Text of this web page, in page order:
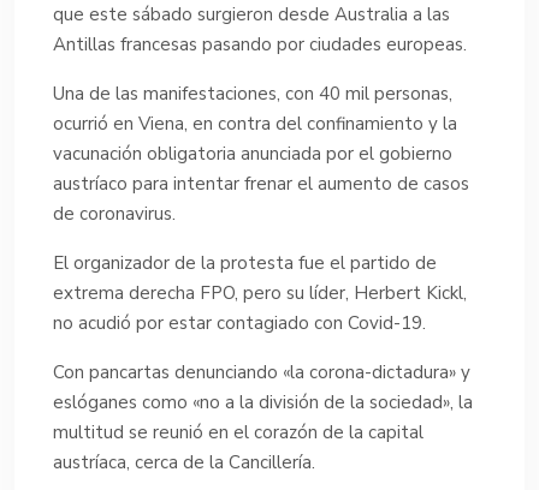
que este sábado surgieron desde Australia a las
Antillas francesas pasando por ciudades europeas.
Una de las manifestaciones, con 40 mil personas,
ocurrió en Viena, en contra del confinamiento y la
vacunación obligatoria anunciada por el gobierno
austríaco para intentar frenar el aumento de casos
de coronavirus.
El organizador de la protesta fue el partido de
extrema derecha FPO, pero su líder, Herbert Kickl,
no acudió por estar contagiado con Covid-19.
Con pancartas denunciando «la corona-dictadura» y
eslóganes como «no a la división de la sociedad», la
multitud se reunió en el corazón de la capital
austríaca, cerca de la Cancillería.